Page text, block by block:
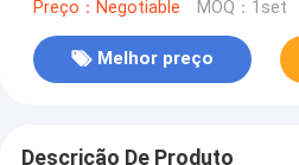
Preço：Negotiable MOQ：1set
Melhor preço
Descrição De Produto